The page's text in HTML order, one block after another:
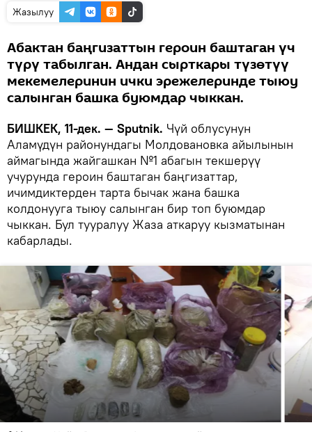
Жазылуу
Абактан баңгизаттын героин баштаган үч
түрү табылган. Андан сырткары түзөтүү
мекемелеринин ички эрежелеринде тыюу
салынган башка буюмдар чыккан.
БИШКЕК, 11-дек. — Sputnik. Чүй облусунун
Аламүдүн районундагы Молдовановка айылынын
аймагында жайгашкан №1 абагын текшерүү
учурунда героин баштаган баңгизаттар,
ичимдиктерден тарта бычак жана башка
колдонууга тыюу салынган бир топ буюмдар
чыккан. Бул тууралуу Жаза аткаруу кызматынан
кабарлады.